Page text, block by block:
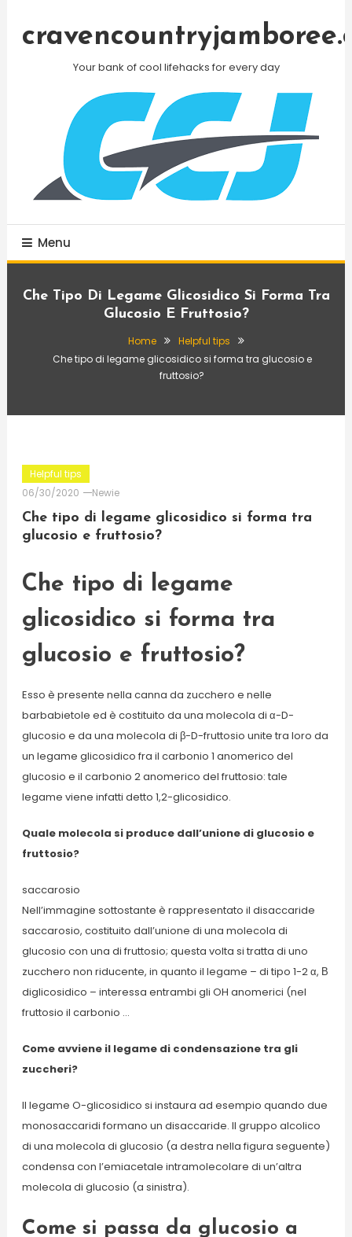
Your bank of cool lifehacks for every day
Menu
Che Tipo Di Legame Glicosidico Si Forma Tra
Glucosio E Fruttosio?
Home
Helpful tips
Che tipo di legame glicosidico si forma tra glucosio e
fruttosio?
Helpful tips
06/30/2020
Newie
Che tipo di legame glicosidico si forma tra
glucosio e fruttosio?
Che tipo di legame
glicosidico si forma tra
glucosio e fruttosio?
Esso è presente nella canna da zucchero e nelle
barbabietole ed è costituito da una molecola di α-D-
glucosio e da una molecola di β-D-fruttosio unite tra loro da
un legame glicosidico fra il carbonio 1 anomerico del
glucosio e il carbonio 2 anomerico del fruttosio: tale
legame viene infatti detto 1,2-glicosidico.
Quale molecola si produce dall’unione di glucosio e
fruttosio?
saccarosio
Nell’immagine sottostante è rappresentato il disaccaride
saccarosio, costituito dall’unione di una molecola di
glucosio con una di fruttosio; questa volta si tratta di uno
zucchero non riducente, in quanto il legame – di tipo 1-2 α, Β
diglicosidico – interessa entrambi gli OH anomerici (nel
fruttosio il carbonio …
Come avviene il legame di condensazione tra gli
zuccheri?
Il legame O-glicosidico si instaura ad esempio quando due
monosaccaridi formano un disaccaride. Il gruppo alcolico
di una molecola di glucosio (a destra nella figura seguente)
condensa con l’emiacetale intramolecolare di un’altra
molecola di glucosio (a sinistra).
Come si passa da glucosio a